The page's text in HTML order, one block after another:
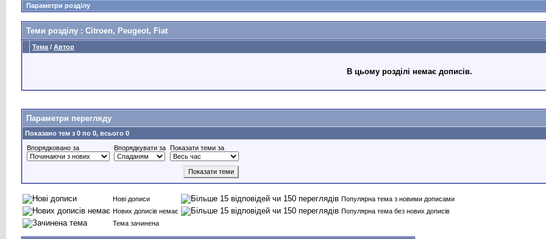
Параметри розділу
Теми розділу : Citroen, Peugeot, Fiat
Тема / Автор
В цьому розділі немає дописів.
Параметри перегляду
Показано тем з 0 по 0, всього 0
Впорядковано за
Впорядкувати за Показати теми за
Нові дописи
Популярна тема з новими дописами
Нових дописів немає
Популярна тема без нових дописів
Тема зачинена